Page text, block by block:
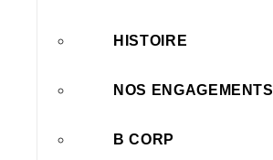
HISTOIRE
NOS ENGAGEMENTS
B CORP